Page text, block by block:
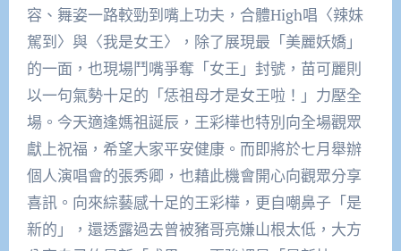
容、舞姿一路較勁到嘴上功夫，合體High唱〈辣妹
駕到〉與〈我是女王〉，除了展現最「美麗妖嬌」
的一面，也現場鬥嘴爭奪「女王」封號，苗可麗則
以一句氣勢十足的「恁祖母才是女王啦！」力壓全
場。今天適逢媽祖誕辰，王彩樺也特別向全場觀眾
獻上祝福，希望大家平安健康。而即將於七月舉辦
個人演唱會的張秀卿，也藉此機會開心向觀眾分享
喜訊。向來綜藝感十足的王彩樺，更自嘲鼻子「是
新的」，還透露過去曾被豬哥亮嫌山根太低，大方